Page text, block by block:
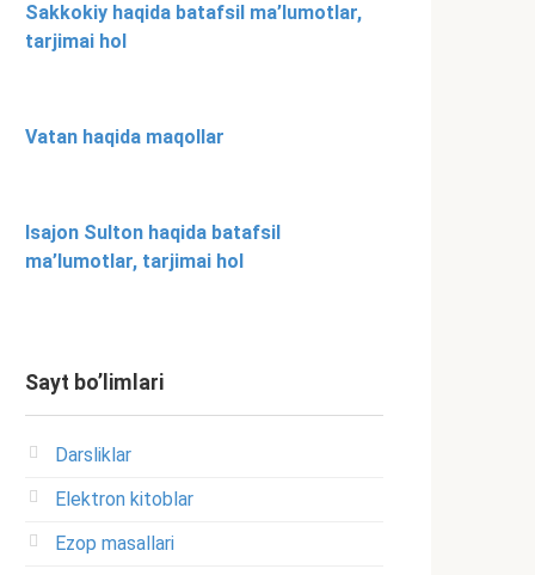
Sakkokiy haqida batafsil ma’lumotlar,
tarjimai hol
Vatan haqida maqollar
Isajon Sulton haqida batafsil
ma’lumotlar, tarjimai hol
Sayt bo’limlari
Darsliklar
Elektron kitoblar
Ezop masallari